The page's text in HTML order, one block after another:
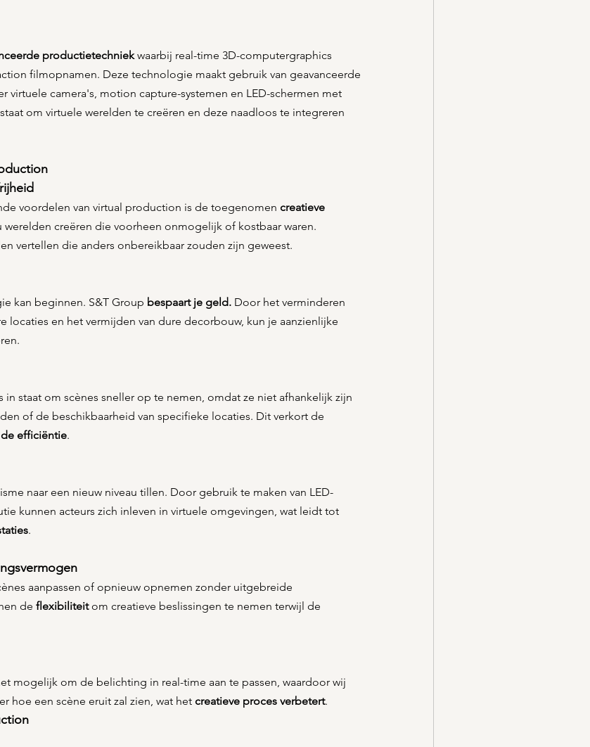
productietechniek waarbij real-time 3D-computergraphics
filmopnamen. Deze technologie maakt gebruik van geavanceerde
virtuele camera's, motion capture-systemen en LED-schermen met
om virtuele werelden te creëren en deze naadloos te integreren
voordelen van virtual production is de toegenomen creatieve
werelden creëren die voorheen onmogelijk of kostbaar waren.
vertellen die anders onbereikbaar zouden zijn geweest.
kan beginnen. S&T Group bespaart je geld. Door het verminderen
locaties en het vermijden van dure decorbouw, kun je aanzienlijke
staat om scènes sneller op te nemen, omdat ze niet afhankelijk zijn
of de beschikbaarheid van specifieke locaties. Dit verkort de
efficiëntie.
naar een nieuw niveau tillen. Door gebruik te maken van LED-
kunnen acteurs zich inleven in virtuele omgevingen, wat leidt tot
.
aanpassen of opnieuw opnemen zonder uitgebreide
de flexibiliteit om creatieve beslissingen te nemen terwijl de
mogelijk om de belichting in real-time aan te passen, waardoor wij
hoe een scène eruit zal zien, wat het creatieve proces verbetert.